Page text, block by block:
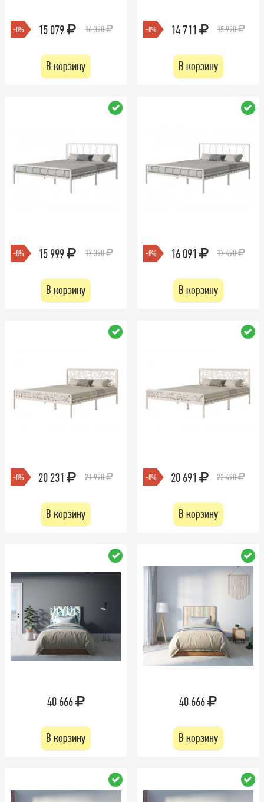
-8% 15 079 16 390
В корзину
-8% 14 711 15 990
В корзину
-8% 15 999 17 390
В корзину
-8% 16 091 17 490
В корзину
-8% 20 231 21 990
В корзину
-8% 20 691 22 490
В корзину
40 666
В корзину
40 666
В корзину